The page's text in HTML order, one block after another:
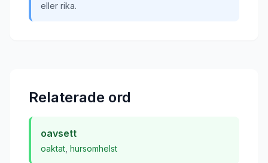
eller rika.
Relaterade ord
oavsett
oaktat hursomhelst